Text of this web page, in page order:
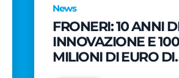
News
FRONERI: 10 ANNI
INNOVAZIONE E 100
MILIONI DI EURO DI